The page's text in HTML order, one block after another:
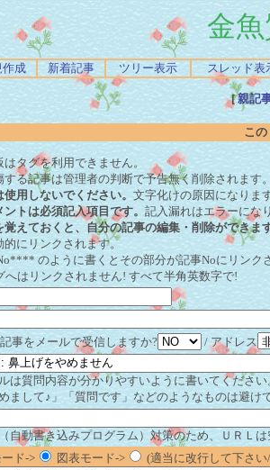
金
作成 新着記事 ツリー表示 スレッド表
[親記
こ
はタグを利用できません。
する記事は管理者の判断で予告無く削除されます
用しないでください。 文字化けの原因になりま
トは必須記入項目です。 記入漏れはエラーにな
覚えておくと、自分の記事の編集・削除ができま
的にリンクされます。
のように書くとその部分が記事Noにリン
へはリンクされません! すべて半角英数字で!
事をメールで受信しますか?
/ アドレス
は質問内容が分かりやすいように書いてください
めまして♪」「質問です」などのようなものは避け
自動書き込みプログラム）対策のため、ＵＲＬ
ド->
図表モード-> (適当に改行して下さ